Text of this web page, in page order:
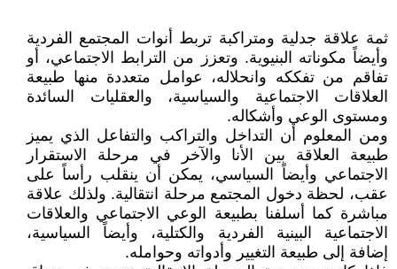
ثمة علاقة جدلية ومتراكبة تربط أنوات المجتمع الفردية
وأيضاً مكوناته البنيوية. وتعزز من الترابط الاجتماعي، أو
تفاقم من تفككه وانحلاله، عوامل متعددة منها طبيعة
العلاقات الاجتماعية والسياسية، والعقليات السائدة
ومستوى الوعي وأشكاله.
ومن المعلوم أن التداخل والتراكب والتفاعل الذي يميز
طبيعة العلاقة بين الأنا والآخر في مرحلة الاستقرار
الاجتماعي وأيضاً السياسي، يمكن أن ينقلب رأساً على
عقب، لحظة دخول المجتمع مرحلة انتقالية. ولذلك علاقة
مباشرة كما أسلفنا بطبيعة الوعي الاجتماعي والعلاقات
الاجتماعية البينية الفردية والكتلية، وأيضاً السياسية،
إضافة إلى طبيعة التغيير وأدواته وحوامله.